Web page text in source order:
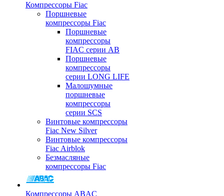
Компрессоры Fiac
Поршневые
компрессоры Fiac
Поршневые
компрессоры
FIAC серии AB
Поршневые
компрессоры
серии LONG LIFE
Малошумные
поршневые
компрессоры
серии SCS
Винтовые компрессоры
Fiac New Silver
Винтовые компрессоры
Fiac Airblok
Безмасляные
компрессоры Fiac
Компрессоры ABAC